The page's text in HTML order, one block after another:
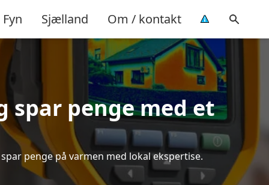
Fyn Sjælland Om / kontakt
spar penge med et
penge på varmen med lokal ekspertise.